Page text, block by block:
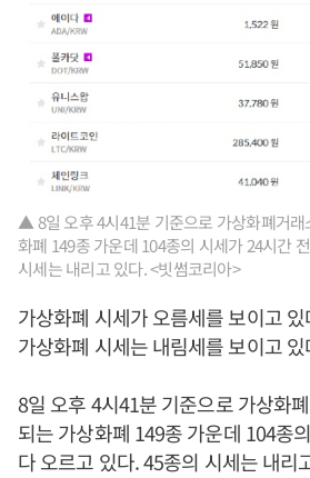
▲ 8일 오후 4시41분 기준으로 가상화폐거
화폐 149종 가운데 104종의 시세가 24시간
시세는 내리고 있다. <빗썸코리아>
가상화폐 시세가 오름세를 보이고
가상화폐 시세는 내림세를 보이고 있
8일 오후 4시41분 기준으로 가상화
되는 가상화폐 149종 가운데 104종
다 오르고 있다. 45종의 시세는 내리